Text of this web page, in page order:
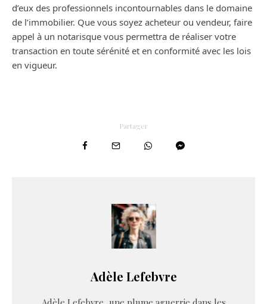
d’eux des professionnels incontournables dans le domaine
de l’immobilier. Que vous soyez acheteur ou vendeur, faire
appel à un notarisque vous permettra de réaliser votre
transaction en toute sérénité et en conformité avec les lois
en vigueur.
Partager
Adèle Lefebvre